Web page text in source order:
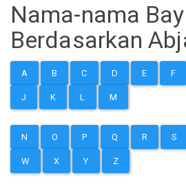
Nama-nama
Berdasarkan
A B C D E F
J K L M
N O P Q R S
W X Y Z